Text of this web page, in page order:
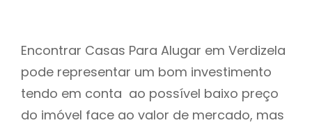
Encontrar Casas Para Alugar em Verdizela
pode representar um bom investimento
tendo em conta ao possível baixo preço
do imóvel face ao valor de mercado, mas